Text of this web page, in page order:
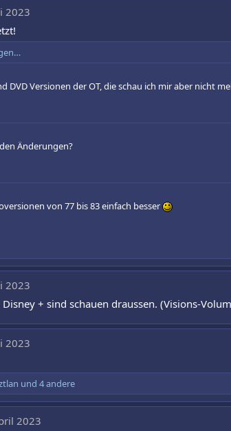
2023
DVD Versionen der OT, die schau ich mir aber nicht
Änderungen?
von 77 bis 83 einfach besser
2023
+ sind schauen draussen. (Visions-
2023
und 4 andere
2023